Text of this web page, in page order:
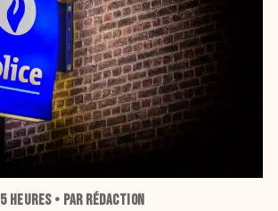
5 HEURES• PAR RÉDACTION